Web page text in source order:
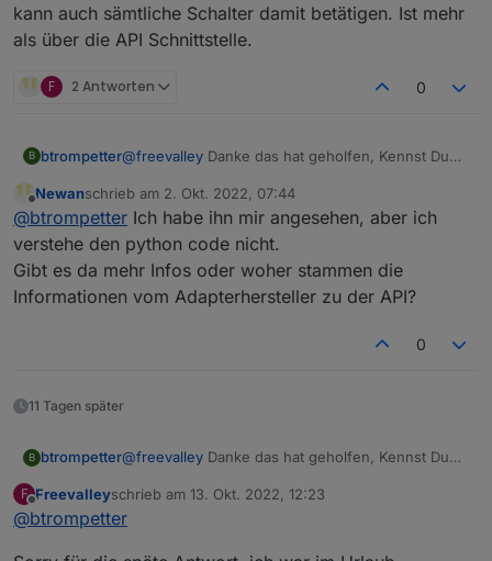
kann auch sämtliche Schalter damit betätigen. Ist mehr
als über die API Schnittstelle.
F 2 Antworten 0
B btrompetter@freevalley Danke das hat geholfen, Kennst Du
direkt auf die Ecoflow im lokalen Netz zu und liest
sämtliche Daten aus die man auch in der App
sehen kann. Man kann auch sämtliche Schalter
damit betätigen. Ist mehr als über die API
Schnittstelle.
Offline
Newanschrieb am 2. Okt. 2022, 07:44
zuletzt editiert von
@btrompetter Ich habe ihn mir angesehen, aber ich
verstehe den python code nicht.
Gibt es da mehr Infos oder woher stammen die
Informationen vom Adapterhersteller zu der API?
0
11 Tagen später
B btrompetter@freevalley Danke das hat geholfen, Kennst Du
direkt auf die Ecoflow im lokalen Netz zu und liest
sämtliche Daten aus die man auch in der App
F
Offline
Freevalleyschrieb am 13. Okt. 2022, 12:23
zuletzt editiert von
@btrompetter